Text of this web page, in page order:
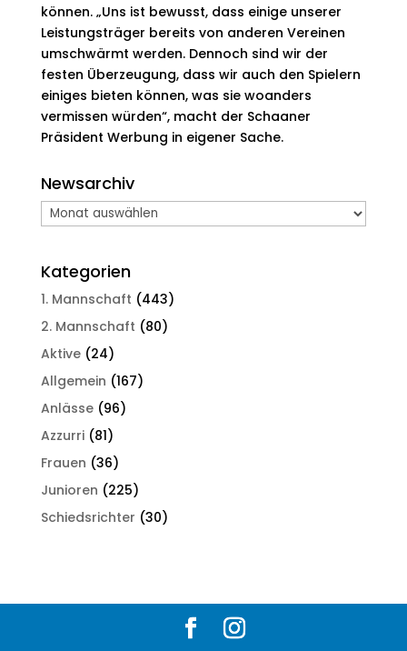
können. „Uns ist bewusst, dass einige unserer
Leistungsträger bereits von anderen Vereinen
umschwärmt werden. Dennoch sind wir der
festen Überzeugung, dass wir auch den Spielern
einiges bieten können, was sie woanders
vermissen würden“, macht der Schaaner
Präsident Werbung in eigener Sache.
Newsarchiv
Newsarchiv
Kategorien
1. Mannschaft (443)
2. Mannschaft (80)
Aktive(24)
Allgemein (167)
Anlässe(96)
Azzurri(81)
Frauen (36)
Junioren (225)
Schiedsrichter (30)